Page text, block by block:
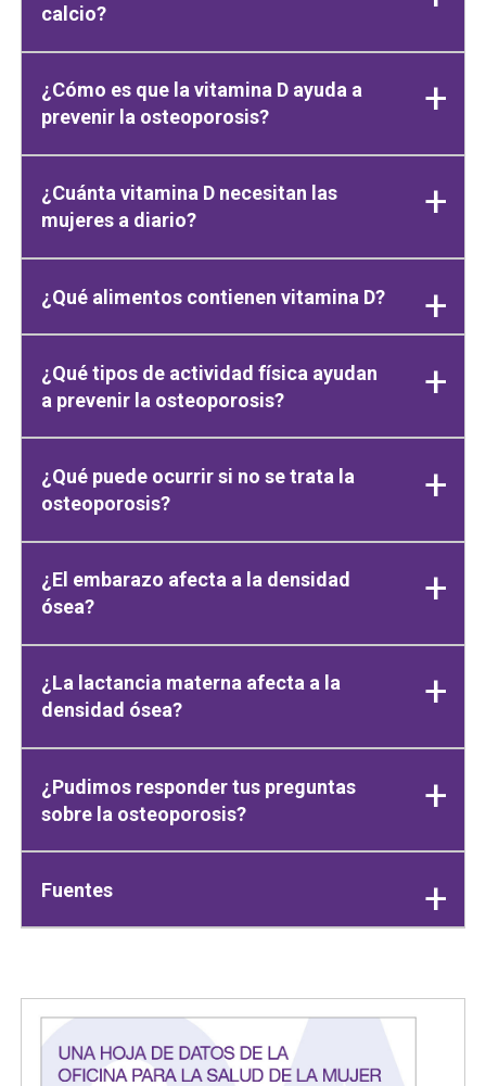
calcio?
¿Cómo es que la vitamina D ayuda a
prevenir la osteoporosis?
¿Cuánta vitamina D necesitan las
mujeres a diario?
¿Qué alimentos contienen vitamina D?
¿Qué tipos de actividad física ayudan
a prevenir la osteoporosis?
¿Qué puede ocurrir si no se trata la
osteoporosis?
¿El embarazo afecta a la densidad
ósea?
¿La lactancia materna afecta a la
densidad ósea?
¿Pudimos responder tus preguntas
sobre la osteoporosis?
Fuentes